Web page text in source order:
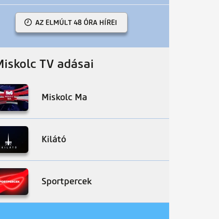
AZ ELMÚLT 48 ÓRA HÍREI
TV adásai
Miskolc Ma
Kilátó
Sportpercek